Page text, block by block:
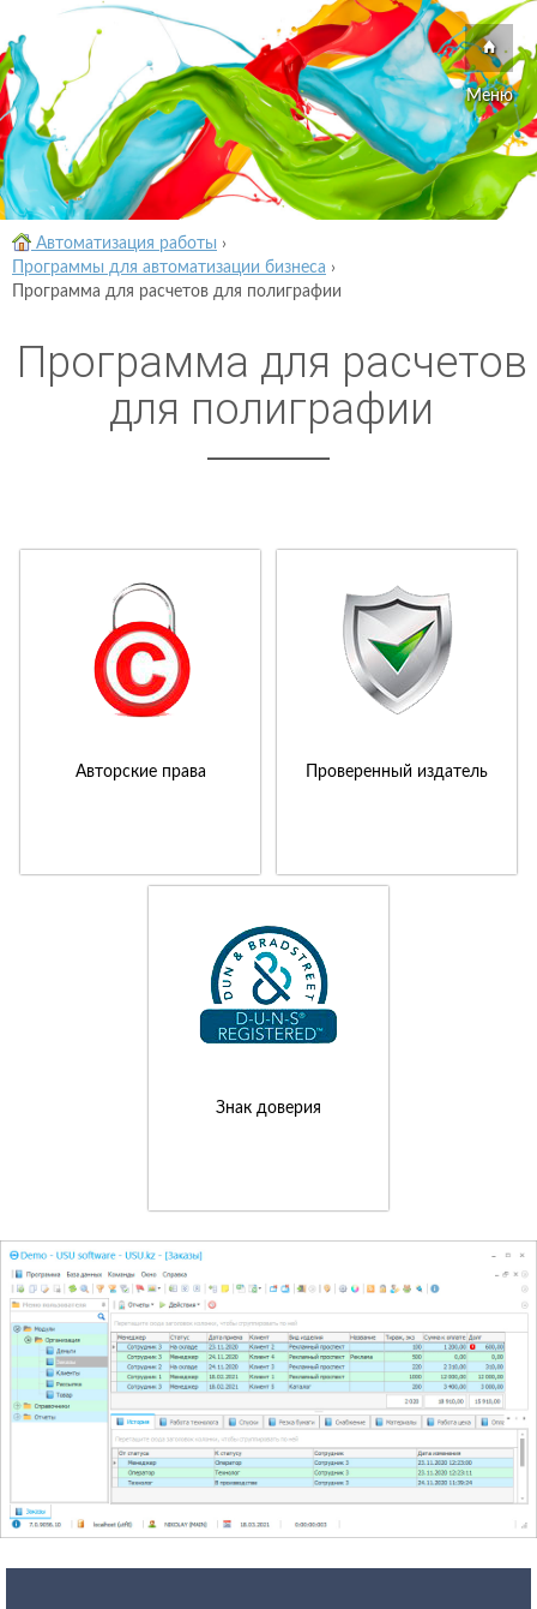
Меню
Автоматизация работы ›
Программы для автоматизации бизнеса ›
Программа для расчетов для полиграфии
Программа для расчетов
для полиграфии
Авторские права Проверенный издатель
Знак доверия